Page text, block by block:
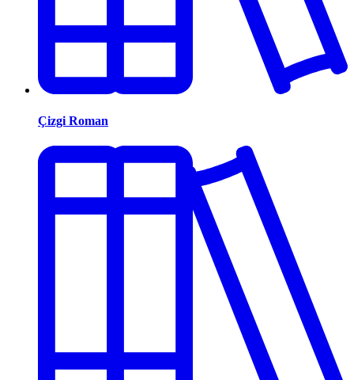
Çizgi Roman